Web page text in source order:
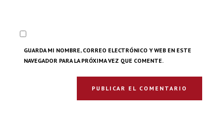
GUARDA MI NOMBRE, CORREO ELECTRÓNICO Y WEB EN ESTE
NAVEGADOR PARA LA PRÓXIMA VEZ QUE COMENTE.